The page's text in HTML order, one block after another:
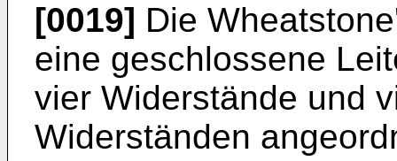
[0019] Die
eine geschlossene
vier Widerstände und
Widerständen